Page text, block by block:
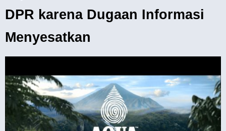
DPR karena Dugaan Informasi
Menyesatkan